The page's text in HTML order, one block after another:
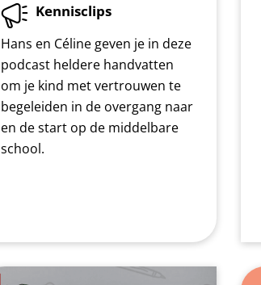
Kennisclips
Hans en Céline geven je in deze
podcast heldere handvatten
om je kind met vertrouwen te
begeleiden in de overgang naar
en de start op de middelbare
school.